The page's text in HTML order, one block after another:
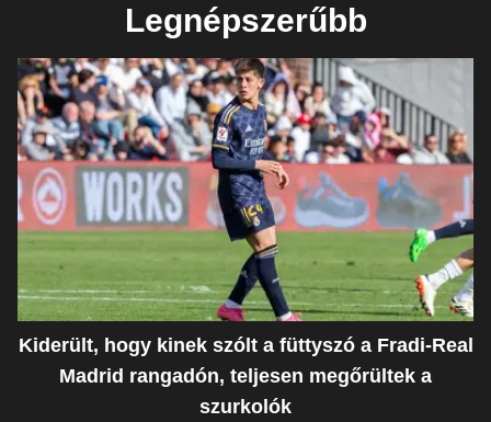
Legnépszerűbb
Kiderült, hogy kinek szólt a füttyszó a Fradi-Real
Madrid rangadón, teljesen megőrültek a
szurkolók